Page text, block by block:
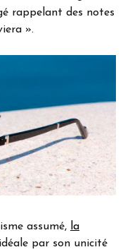
rappelant des notes
».
assumé, la
par son unicité